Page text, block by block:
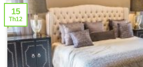
15
Th12